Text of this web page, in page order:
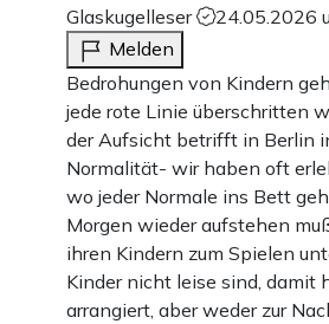
Glaskugelleser
24.05.2026
Melden
Bedrohungen von Kindern
jede rote Linie überschritten
der Aufsicht betrifft in Berlin
Normalität- wir haben oft
wo jeder Normale ins Bett
Morgen wieder aufstehen
ihren Kindern zum Spielen
Kinder nicht leise sind, damit
arrangiert, aber weder zur